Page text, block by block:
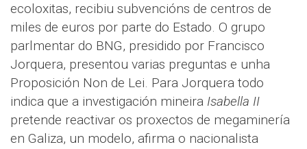
ecoloxitas, recibiu subvencións de centros de
miles de euros por parte do Estado. O grupo
parlmentar do BNG, presidido por Francisco
Jorquera, presentou varias preguntas e unha
Proposición Non de Lei. Para Jorquera todo
indica que a investigación mineira Isabella II
pretende reactivar os proxectos de megaminería
en Galiza, un modelo, afirma o nacionalista